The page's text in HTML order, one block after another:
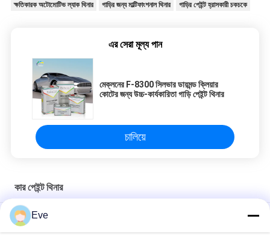
ক্ষতিকারক অটোমোটিভ ল্যাক থিনার গাড়ির জন্য মাল্টিফাংশনাল থিনার গাড়ির পেইন্ট হ্রাসকারী চকচকে
এর সেরা মূল্য পান
মেক্লনের F-8300 সিলভার ডায়মন্ড ক্লিয়ার
কোটের জন্য উচ্চ-কার্যকারিতা গাড়ি পেইন্ট থিনার
চালিয়ে
কার পেইন্ট থিনার
আইএসও ওয়াটার-বেসড কার পেইন্ট থিনার মলদ প্রতিরোধী ব্যবহারিক এবং দক্ষ এবং দ্রুত
Eve